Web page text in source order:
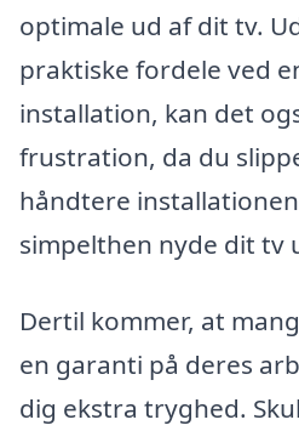
optimale ud af dit tv.
praktiske fordele ved
installation, kan det
frustration, da du
håndtere
simpelthen nyde dit tv
Dertil kommer, at
en garanti på deres
dig ekstra tryghed.